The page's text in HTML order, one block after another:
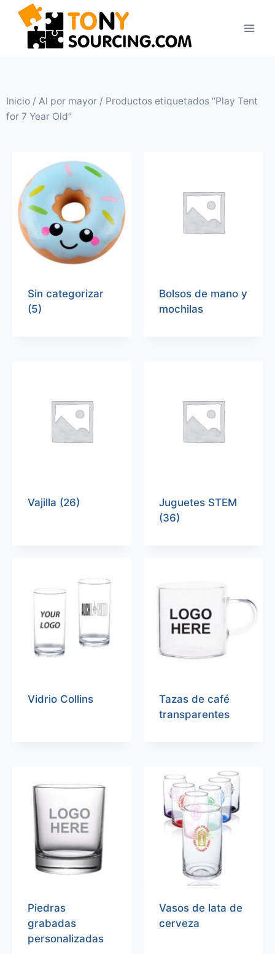
Inicio / Al por mayor / Productos etiquetados “Play Tent
for 7 Year Old”
Sin categorizar
(5)
Bolsos de mano y
mochilas
Vajilla (26)
Juguetes STEM
(36)
Vidrio Collins
Tazas de café
transparentes
Piedras
grabadas
personalizadas
Vasos de lata de
cerveza